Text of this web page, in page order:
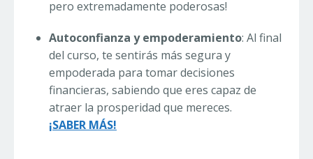
pero extremadamente poderosas!
Autoconfianza y empoderamiento: Al final
del curso, te sentirás más segura y
empoderada para tomar decisiones
financieras, sabiendo que eres capaz de
atraer la prosperidad que mereces.
¡SABER MÁS!